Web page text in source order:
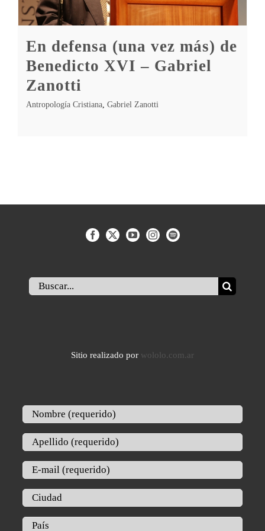
En defensa (una vez más) de
Benedicto XVI – Gabriel
Zanotti
Antropología Cristiana, Gabriel Zanotti
Buscar:
Sitio realizado por wololo.com.ar